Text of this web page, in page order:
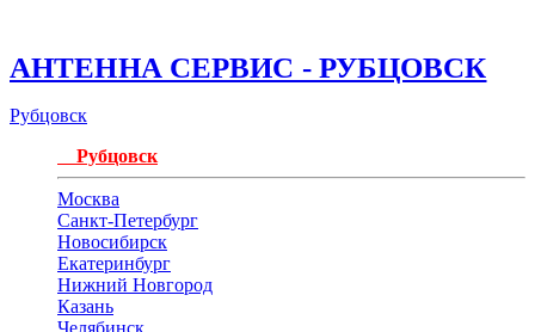
АНТЕННА СЕРВИС - РУБЦОВСК
Рубцовск
Рубцовск
Москва
Санкт-Петербург
Новосибирск
Екатеринбург
Нижний Новгород
Казань
Челябинск